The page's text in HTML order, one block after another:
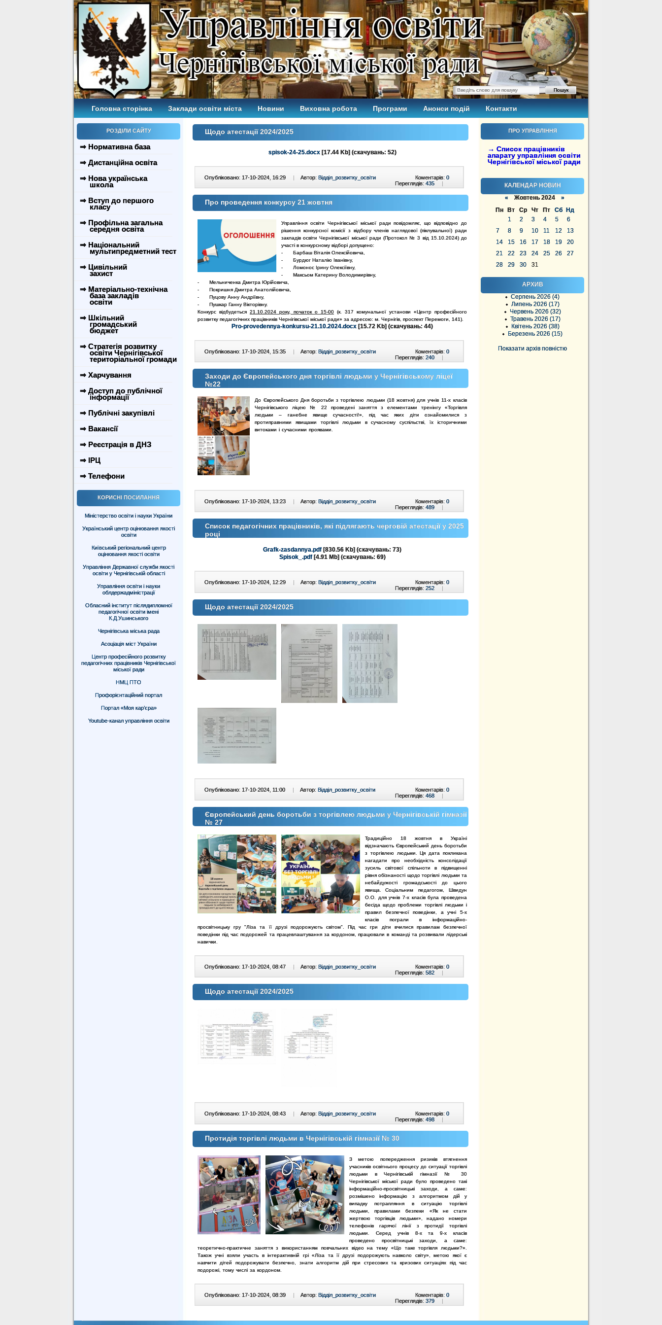
Головна сторінка Заклади освіти міста Новини Виховна робота Програми Анонси подій Контакти
РОЗДІЛИ САЙТУ
⇒ Нормативна база
⇒ Дистанційна освіта
⇒ Нова українська
школа
⇒ Вступ до першого
класу
⇒ Профільна загальна
середня освіта
⇒ Національний
мультипредметний тест
⇒ Цивільний
захист
⇒ Матеріально-технічна
база закладів
освіти
⇒ Шкільний
громадський
бюджет
⇒ Стратегія розвитку
освіти Чернігівської
територіальної громади
⇒ Харчування
⇒ Доступ до публічної
інформації
⇒ Публічні закупівлі
⇒ Вакансії
⇒ Реєстрація в ДНЗ
⇒ ІРЦ
⇒ Телефони
КОРИСНІ ПОСИЛАННЯ
Міністерство освіти і науки України
Український центр оцінювання якості
освіти
Київський регіональний центр
оцінювання якості освіти
Управління Державної служби якості
освіти у Чернігівській області
Управління освіти і науки
облдержадміністрації
Обласний інститут післядипломної
педагогічної освіти імені
К.Д.Ушинського
Чернігівська міська рада
Асоціація міст України
Центр професійного розвитку
педагогічних працівників Чернігівської
міської ради
НМЦ ПТО
Профорієнтаційний портал
Портал «Моя кар’єра»
Youtube-канал управління освіти
ПРО УПРАВЛІННЯ
→ Список працівників
апарату управління освіти
Чернігівської міської ради
КАЛЕНДАР НОВИН
« Жовтень 2024 »
Пн
Вт Ср Чт Пт Сб
Нд
1
2 3 4 5
6
7
8 9 10 11 12
13
14
15 16 17 18 19
20
21
22 23 24 25 26
27
28
29 30 31
АРХИВ
Серпень 2026 (4)
Липень 2026 (17)
Червень 2026 (32)
Травень 2026 (17)
Квітень 2026 (38)
Березень 2026 (15)
Показати архів повністю
Щодо атестації 2024/2025
spisok-24-25.docx[17.44 Kb] (cкачувань: 52)
Опубліковано: 17-10-2024, 16:29 | Автор: Відділ_розвитку_освіти Коментарів: 0
Переглядів: 435 |
Про проведення конкурсу 21 жовтня
Управління освіти Чернігівської міської ради повідомляє, що відповідно до
рішення конкурсної комісії з відбору членів наглядової (піклувальної) ради
закладів освіти Чернігівської міської ради (Протокол № 3 від 15.10.2024) до
участі в конкурсному відборі допущено:
- Барбаш Віталія Олексійовича,
- Бурдюг Наталію Іванівну,
- Ломонос Ірину Олексіївну,
- Максьом Катерину Володимирівну,
- Мельниченка Дмитра Юрійовича,
- Покришня Дмитра Анатолійовича,
- Пуцову Анну Андріївну,
- Пушкар Ганну Вікторівну.
Конкурс відбудеться 21.10.2024 року, початок о 15-00 (к. 317 комунальної установи «Центр професійного
розвитку педагогічних працівників Чернігівської міської ради» за адресою: м. Чернігів, проспект Перемоги, 141).
Pro-provedennya-konkursu-21.10.2024.docx [15.72 Kb] (cкачувань: 44)
Опубліковано: 17-10-2024, 15:35 | Автор: Відділ_розвитку_освіти Коментарів: 0
Переглядів: 240 |
Заходи до Європейського дня торгівлі людьми у Чернігівському ліцеї
№22
До Європейського Дня боротьби з торгівлею людьми (18 жовтня) для учнів 11-х класів
Чернігівського ліцею № 22 проведені заняття з елементамитренінгу «Торгівля
людьми – ганебне явище сучасності!», під час яких діти ознайомилися з
протиправними явищами торгівлі людьми в сучасномусуспільстві, їх історичними
витоками і сучасними проявами.
Опубліковано: 17-10-2024, 13:23 | Автор: Відділ_розвитку_освіти Коментарів: 0
Переглядів: 489 |
Список педагогічних працівників, які підлягають черговій атестації у 2025
році
Grafk-zasdannya.pdf [830.56 Kb] (cкачувань: 73)
Spisok_.pdf[4.91 Mb] (cкачувань: 69)
Опубліковано: 17-10-2024, 12:29 | Автор: Відділ_розвитку_освіти Коментарів: 0
Переглядів: 252 |
Щодо атестації 2024/2025
Опубліковано: 17-10-2024, 11:00 | Автор: Відділ_розвитку_освіти Коментарів: 0
Переглядів: 468 |
Європейський день боротьби з торгівлею людьми у Чернігівській гімназії
№ 27
Традиційно 18 жовтня в Україні
відзначають Європейський день боротьби
з торгівлею людьми. Ця дата покликана
нагадати про необхідність консолідації
зусиль світової спільноти в підвищенні
рівня обізнаності щодо торгівлі людьми та
небайдужості громадськості до цього
явища.Соціальним педагогом, Швидун
О.О. для учнів 7-х класів була проведена
бесіда щодо проблеми торгівлі людьми і
правил безпечної поведінки, а учні 5-х
класів пограли в інформаційно-
просвітницьку гру "Ліза та її друзі подорожують світом". Під час гри діти вчилися правилам безпечної
поведінки під час подорожей та працевлаштування за кордоном, працювали в команді та розвивали лідерські
навички.
Опубліковано: 17-10-2024, 08:47 | Автор: Відділ_розвитку_освіти Коментарів: 0
Переглядів: 582 |
Щодо атестації 2024/2025
Опубліковано: 17-10-2024, 08:43 | Автор: Відділ_розвитку_освіти Коментарів: 0
Переглядів: 498 |
Протидія торгівлі людьми в Чернігівській гімназії № 30
З метою попередження ризиків втягнення
учасників освітнього процесу до ситуації торгівлі
людьми в Чернігівській гімназії № 30
Чернігівської міської ради було проведено такі
інформаційно-просвітницькі заходи, а саме:
розмішено інформацію залгоритмом дій у
випадку потрапляння в ситуацію торгівлі
людьми, правиламибезпеки «Як не стати
жертвою торгівців людьми», надано номери
телефонів гарячої лінії з протидії торгівлі
людьми. Серед учнів 8-х та 9-х класів
проведено просвітницькі заходи, а саме:
теоретично-практичне заняття з використанням повчальних відео на тему «Що таке торгівля людьми?».
Також учні взяли участь в інтерактивній грі «Ліза та її друзі подорожують навколо світу», метою якої є
навчити дітей подорожувати безпечно, знати алгоритм дій при стресових та кризових ситуаціях під час
подорожі, тому числі за кордоном.
Опубліковано: 17-10-2024, 08:39 | Автор: Відділ_розвитку_освіти Коментарів: 0
Переглядів: 379 |